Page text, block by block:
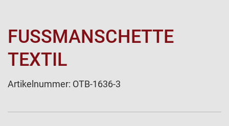
FUSSMANSCHETTE T
EXTIL
Artikelnummer: OTB-1636-3